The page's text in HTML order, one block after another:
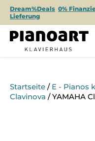
Dream%Deals 0%
Lieferung
Startseite / E - Pianos
Clavinova / YAMAHA